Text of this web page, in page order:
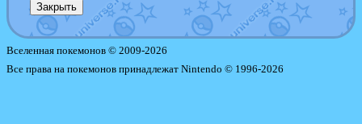
Закрыть
Вселенная покемонов © 2009-2026
Все права на покемонов принадлежат Nintendo © 1996-2026